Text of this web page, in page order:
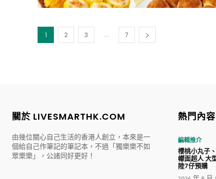
1 2 3 ... 7
關於 LIVESMARTHK.COM
由幾位關心自己生活的香港人創立，本來是一
個給自己作筆記的筆記本，不過「獨樂樂不如
眾樂樂」，公諸同好更好！
熱門內容
編輯推介
櫻桃小丸子
幪面超人 大
陸7仔預購